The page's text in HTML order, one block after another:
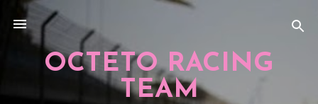
OCTETO RACING
TEAM